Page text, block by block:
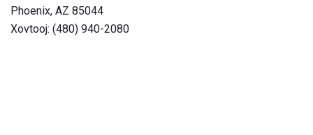
Phoenix, AZ 85044
Xovtooj: (480) 940-2080